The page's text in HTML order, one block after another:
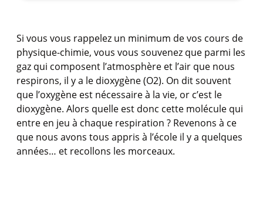
Si vous vous rappelez un minimum de vos cours de
physique-chimie, vous vous souvenez que parmi les
gaz qui composent l’atmosphère et l’air que nous
respirons, il y a le dioxygène (O2). On dit souvent
que l’oxygène est nécessaire à la vie, or c’est le
dioxygène. Alors quelle est donc cette molécule qui
entre en jeu à chaque respiration ? Revenons à ce
que nous avons tous appris à l’école il y a quelques
années… et recollons les morceaux.